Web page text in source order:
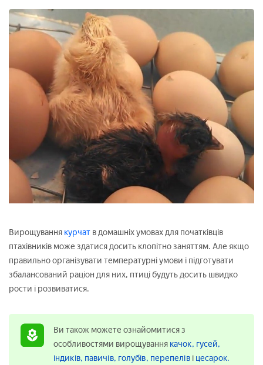
Вирощування курчат в домашніх умовах для початківців
птахівників може здатися досить клопітно заняттям. Але якщо
правильно організувати температурні умови і підготувати
збалансований раціон для них, птиці будуть досить швидко
рости і розвиватися.
Ви також можете ознайомитися з
особливостями вирощування качок, гусей,
індиків, павичів, голубів, перепелів і цесарок.